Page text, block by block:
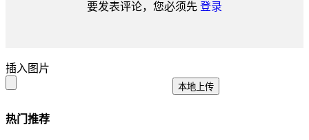
要发表评论，您必须先 登录
插入图片
本地上传
热门推荐